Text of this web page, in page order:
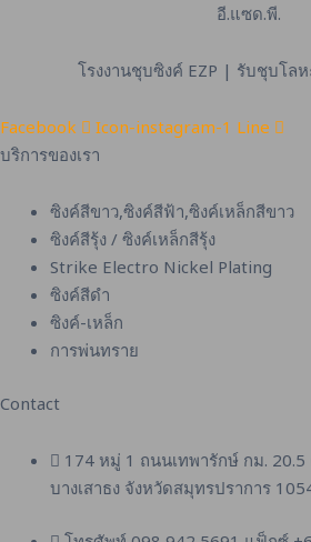
อี.แซด.พี.
โรงงานชุบซิงค์ EZP | รับชุบโล
Facebook Icon-instagram-1 Line
บริการของเรา
ซิงค์สีขาว,ซิงค์สีฟ้า,ซิงค์เหล็กสีขาว
ซิงค์สีรุ้ง / ซิงค์เหล็กสีรุ้ง
Strike Electro Nickel Plating
ซิงค์สีดำ
ซิงค์-เหล็ก
การพ่นทราย
Contact
174 หมู่ 1 ถนนเทพารักษ์ กม. 20.5
บางเสาธง จังหวัดสมุทรปราการ